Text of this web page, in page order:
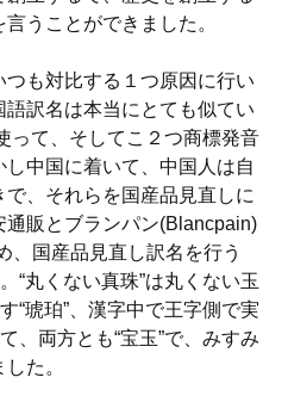
うことができました。
も対比する１つ原因に行い
訳名は本当にとても似てい
って、そしてこ２つ商標発音
中国に着いて、中国人は自
、それらを国産品見直しに
販とブランパン(Blancpain)
、国産品見直し訳名を行う
“丸くない真珠”は丸くない玉
“琥珀”、漢字中で王字側で実
、両方とも“宝玉”で、みすみ
た。